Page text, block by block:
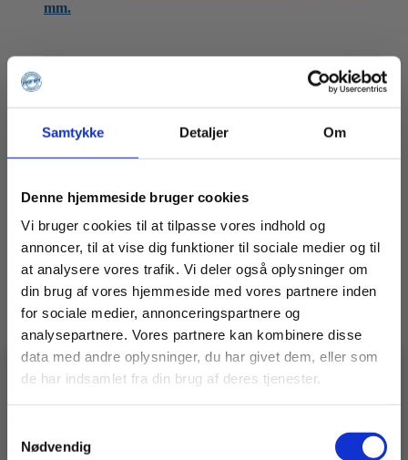
Samtykke Detaljer Om
Denne hjemmeside bruger cookies
Vi bruger cookies til at tilpasse vores indhold og
annoncer, til at vise dig funktioner til sociale medier og til
at analysere vores trafik. Vi deler også oplysninger om
din brug af vores hjemmeside med vores partnere inden
for sociale medier, annonceringspartnere og
analysepartnere. Vores partnere kan kombinere disse
data med andre oplysninger, du har givet dem, eller som
de har indsamlet fra din brug af deres tjenester.
Nødvendig
mm.
diagonalrør
mtr.
-
mm.
antal
specialopgave?
specialløsninger i stål og alu.
Har du en udfordring, der kræver noget særligt?